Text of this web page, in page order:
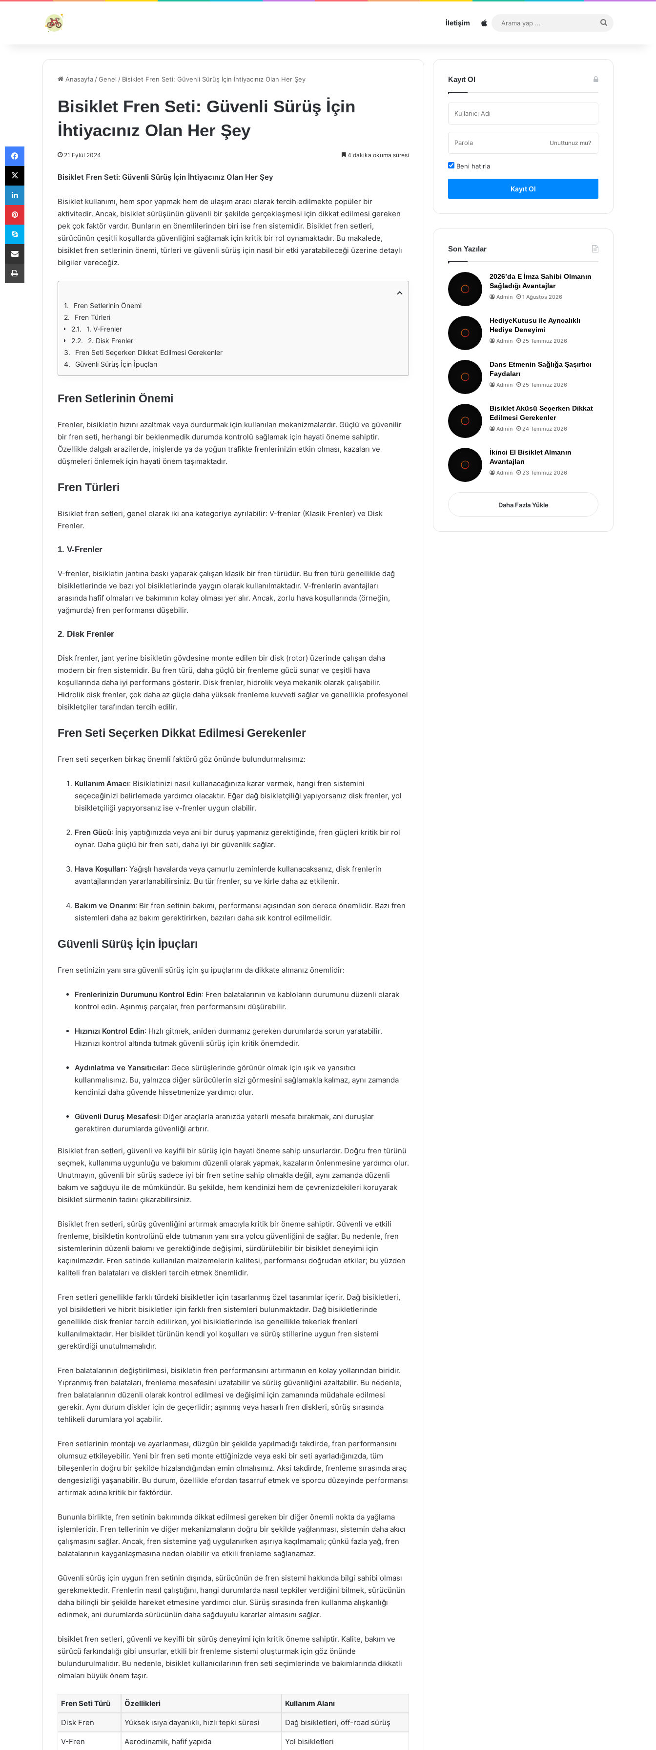
İletişim Sitemap
...
Anasayfa /Genel / Bisiklet Fren Seti: Güvenli Sürüş İçin İhtiyacınız Olan Her Şey
Bisiklet Fren Seti: Güvenli Sürüş İçin
İhtiyacınız Olan Her Şey
21 Eylül 2024 4 dakika okuma süresi
Bisiklet Fren Seti: Güvenli Sürüş İçin İhtiyacınız Olan Her Şey
Bisiklet kullanımı, hem spor yapmak hem de ulaşım aracı olarak tercih edilmekte popüler bir
aktivitedir. Ancak, bisiklet sürüşünün güvenli bir şekilde gerçekleşmesi için dikkat edilmesi gereken
pek çok faktör vardır. Bunların en önemlilerinden biri ise fren sistemidir. Bisiklet fren setleri,
sürücünün çeşitli koşullarda güvenliğini sağlamak için kritik bir rol oynamaktadır. Bu makalede,
bisiklet fren setlerinin önemi, türleri ve güvenli sürüş için nasıl bir etki yaratabileceği üzerine detaylı
bilgiler vereceğiz.
Fren Setlerinin Önemi
Fren Türleri
1. V-Frenler
2. Disk Frenler
Fren Seti Seçerken Dikkat Edilmesi Gerekenler
Güvenli Sürüş İçin İpuçları
Fren Setlerinin Önemi
Frenler, bisikletin hızını azaltmak veya durdurmak için kullanılan mekanizmalardır. Güçlü ve güvenilir
bir fren seti, herhangi bir beklenmedik durumda kontrolü sağlamak için hayati öneme sahiptir.
Özellikle dalgalı arazilerde, inişlerde ya da yoğun trafikte frenlerinizin etkin olması, kazaları ve
düşmeleri önlemek için hayati önem taşımaktadır.
Fren Türleri
Bisiklet fren setleri, genel olarak iki ana kategoriye ayrılabilir: V-frenler (Klasik Frenler) ve Disk
Frenler.
1. V-Frenler
V-frenler, bisikletin jantına baskı yaparak çalışan klasik bir fren türüdür. Bu fren türü genellikle dağ
bisikletlerinde ve bazı yol bisikletlerinde yaygın olarak kullanılmaktadır. V-frenlerin avantajları
arasında hafif olmaları ve bakımının kolay olması yer alır. Ancak, zorlu hava koşullarında (örneğin,
yağmurda) fren performansı düşebilir.
2. Disk Frenler
Disk frenler, jant yerine bisikletin gövdesine monte edilen bir disk (rotor) üzerinde çalışan daha
modern bir fren sistemidir. Bu fren türü, daha güçlü bir frenleme gücü sunar ve çeşitli hava
koşullarında daha iyi performans gösterir. Disk frenler, hidrolik veya mekanik olarak çalışabilir.
Hidrolik disk frenler, çok daha az güçle daha yüksek frenleme kuvveti sağlar ve genellikle profesyonel
bisikletçiler tarafından tercih edilir.
Fren Seti Seçerken Dikkat Edilmesi Gerekenler
Fren seti seçerken birkaç önemli faktörü göz önünde bulundurmalısınız:
Kullanım Amacı: Bisikletinizi nasıl kullanacağınıza karar vermek, hangi fren sistemini
seçeceğinizi belirlemede yardımcı olacaktır. Eğer dağ bisikletçiliği yapıyorsanız disk frenler, yol
bisikletçiliği yapıyorsanız ise v-frenler uygun olabilir.
Fren Gücü: İniş yaptığınızda veya ani bir duruş yapmanız gerektiğinde, fren güçleri kritik bir rol
oynar. Daha güçlü bir fren seti, daha iyi bir güvenlik sağlar.
Hava Koşulları: Yağışlı havalarda veya çamurlu zeminlerde kullanacaksanız, disk frenlerin
avantajlarından yararlanabilirsiniz. Bu tür frenler, su ve kirle daha az etkilenir.
Bakım ve Onarım: Bir fren setinin bakımı, performansı açısından son derece önemlidir. Bazı fren
sistemleri daha az bakım gerektirirken, bazıları daha sık kontrol edilmelidir.
Güvenli Sürüş İçin İpuçları
Fren setinizin yanı sıra güvenli sürüş için şu ipuçlarını da dikkate almanız önemlidir:
Frenlerinizin Durumunu Kontrol Edin: Fren balatalarının ve kabloların durumunu düzenli olarak
kontrol edin. Aşınmış parçalar, fren performansını düşürebilir.
Hızınızı Kontrol Edin: Hızlı gitmek, aniden durmanız gereken durumlarda sorun yaratabilir.
Hızınızı kontrol altında tutmak güvenli sürüş için kritik önemdedir.
Aydınlatma ve Yansıtıcılar: Gece sürüşlerinde görünür olmak için ışık ve yansıtıcı
kullanmalısınız. Bu, yalnızca diğer sürücülerin sizi görmesini sağlamakla kalmaz, aynı zamanda
kendinizi daha güvende hissetmenize yardımcı olur.
Güvenli Duruş Mesafesi: Diğer araçlarla aranızda yeterli mesafe bırakmak, ani duruşlar
gerektiren durumlarda güvenliği artırır.
Bisiklet fren setleri, güvenli ve keyifli bir sürüş için hayati öneme sahip unsurlardır. Doğru fren türünü
seçmek, kullanıma uygunluğu ve bakımını düzenli olarak yapmak, kazaların önlenmesine yardımcı olur.
Unutmayın, güvenli bir sürüş sadece iyi bir fren setine sahip olmakla değil, aynı zamanda düzenli
bakım ve sağduyu ile de mümkündür. Bu şekilde, hem kendinizi hem de çevrenizdekileri koruyarak
bisiklet sürmenin tadını çıkarabilirsiniz.
Bisiklet fren setleri, sürüş güvenliğini artırmak amacıyla kritik bir öneme sahiptir. Güvenli ve etkili
frenleme, bisikletin kontrolünü elde tutmanın yanı sıra yolcu güvenliğini de sağlar. Bu nedenle, fren
sistemlerinin düzenli bakımı ve gerektiğinde değişimi, sürdürülebilir bir bisiklet deneyimi için
kaçınılmazdır. Fren setinde kullanılan malzemelerin kalitesi, performansı doğrudan etkiler; bu yüzden
kaliteli fren balataları ve diskleri tercih etmek önemlidir.
Fren setleri genellikle farklı türdeki bisikletler için tasarlanmış özel tasarımlar içerir. Dağ bisikletleri,
yol bisikletleri ve hibrit bisikletler için farklı fren sistemleri bulunmaktadır. Dağ bisikletlerinde
genellikle disk frenler tercih edilirken, yol bisikletlerinde ise genellikle tekerlek frenleri
kullanılmaktadır. Her bisiklet türünün kendi yol koşulları ve sürüş stillerine uygun fren sistemi
gerektirdiği unutulmamalıdır.
Fren balatalarının değiştirilmesi, bisikletin fren performansını artırmanın en kolay yollarından biridir.
Yıpranmış fren balataları, frenleme mesafesini uzatabilir ve sürüş güvenliğini azaltabilir. Bu nedenle,
fren balatalarının düzenli olarak kontrol edilmesi ve değişimi için zamanında müdahale edilmesi
gerekir. Aynı durum diskler için de geçerlidir; aşınmış veya hasarlı fren diskleri, sürüş sırasında
tehlikeli durumlara yol açabilir.
Fren setlerinin montajı ve ayarlanması, düzgün bir şekilde yapılmadığı takdirde, fren performansını
olumsuz etkileyebilir. Yeni bir fren seti monte ettiğinizde veya eski bir seti ayarladığınızda, tüm
bileşenlerin doğru bir şekilde hizalandığından emin olmalısınız. Aksi takdirde, frenleme sırasında araç
dengesizliği yaşanabilir. Bu durum, özellikle efordan tasarruf etmek ve sporcu düzeyinde performansı
artırmak adına kritik bir faktördür.
Bununla birlikte, fren setinin bakımında dikkat edilmesi gereken bir diğer önemli nokta da yağlama
işlemleridir. Fren tellerinin ve diğer mekanizmaların doğru bir şekilde yağlanması, sistemin daha akıcı
çalışmasını sağlar. Ancak, fren sistemine yağ uygulanırken aşırıya kaçılmamalı; çünkü fazla yağ, fren
balatalarının kayganlaşmasına neden olabilir ve etkili frenleme sağlanamaz.
Güvenli sürüş için uygun fren setinin dışında, sürücünün de fren sistemi hakkında bilgi sahibi olması
gerekmektedir. Frenlerin nasıl çalıştığını, hangi durumlarda nasıl tepkiler verdiğini bilmek, sürücünün
daha bilinçli bir şekilde hareket etmesine yardımcı olur. Sürüş sırasında fren kullanma alışkanlığı
edinmek, ani durumlarda sürücünün daha sağduyulu kararlar almasını sağlar.
bisiklet fren setleri, güvenli ve keyifli bir sürüş deneyimi için kritik öneme sahiptir. Kalite, bakım ve
sürücü farkındalığı gibi unsurlar, etkili bir frenleme sistemi oluşturmak için göz önünde
bulundurulmalıdır. Bu nedenle, bisiklet kullanıcılarının fren seti seçimlerinde ve bakımlarında dikkatli
olmaları büyük önem taşır.
Fren Seti Türü Özellikleri Kullanım Alanı
Disk Fren Yüksek ısıya dayanıklı, hızlı tepki süresi Dağ bisikletleri, off-road sürüş
V-Fren Aerodinamik, hafif yapıda Yol bisikletleri
Kayıt Ol
Unuttunuz mu?
Beni hatırla
Kayıt Ol
Son Yazılar
2026’da E İmza Sahibi Olmanın
Sağladığı Avantajlar
Admin 1 Ağustos 2026
HediyeKutusu ile Ayrıcalıklı
Hediye Deneyimi
Admin 25 Temmuz 2026
Dans Etmenin Sağlığa Şaşırtıcı
Faydaları
Admin 25 Temmuz 2026
Bisiklet Aküsü Seçerken Dikkat
Edilmesi Gerekenler
Admin 24 Temmuz 2026
İkinci El Bisiklet Almanın
Avantajları
Admin 23 Temmuz 2026
Daha Fazla Yükle
Facebook
X
LinkedIn
Pinterest
Skype
E-Posta ile paylaş